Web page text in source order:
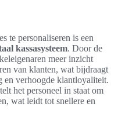
te personaliseren is een
kassasysteem. Door de
meer inzicht
van klanten, wat bijdraagt
en verhoogde klantloyaliteit.
het personeel in staat om
wat leidt tot snellere en